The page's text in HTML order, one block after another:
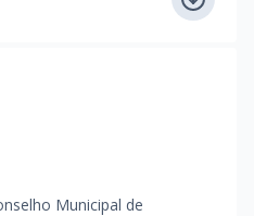
Municipal de